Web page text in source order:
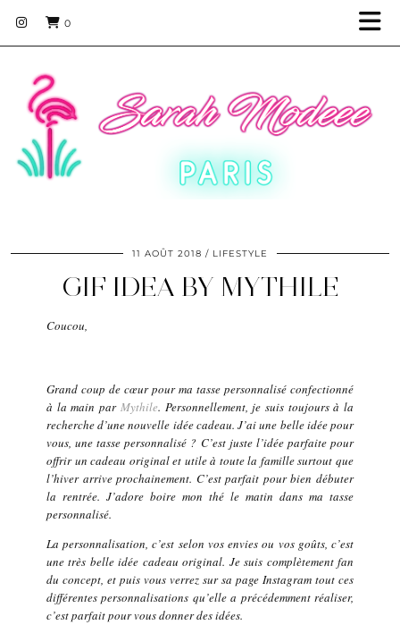
0
11 AOÛT 2018 LIFESTYLE
GIF IDEA BY MYTHILE
Coucou,
Grand coup de cœur pour ma tasse personnalisé confectionné
à la main par Mythile. Personnellement, je suis toujours à la
recherche d’une nouvelle idée cadeau. J’ai une belle idée pour
vous, une tasse personnalisé ? C’est juste l’idée parfaite pour
offrir un cadeau original et utile à toute la famille surtout que
l’hiver arrive prochainement. C’est parfait pour bien débuter
la rentrée. J’adore boire mon thé le matin dans ma tasse
personnalisé.
La personnalisation, c’est selon vos envies ou vos goûts, c’est
une très belle idée cadeau original. Je suis complètement fan
du concept, et puis vous verrez sur sa page Instagram tout ces
différentes personnalisations qu’elle a précédemment réaliser,
c’est parfait pour vous donner des idées.